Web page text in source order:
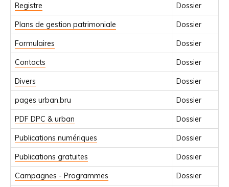
Registre Dossier
Plans de gestion patrimoniale Dossier
Formulaires Dossier
Contacts Dossier
Divers Dossier
pages urban.bru Dossier
PDF DPC & urban Dossier
Publications numériques Dossier
Publications gratuites Dossier
Campagnes - Programmes Dossier